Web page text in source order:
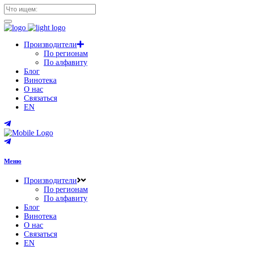
Производители
По регионам
По алфавиту
Блог
Винотека
О нас
Связаться
EN
Меню
Производители
По регионам
По алфавиту
Блог
Винотека
О нас
Связаться
EN